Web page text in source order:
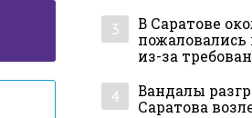
3
В Саратове
пожаловались
из-за
4
Вандалы
Саратова